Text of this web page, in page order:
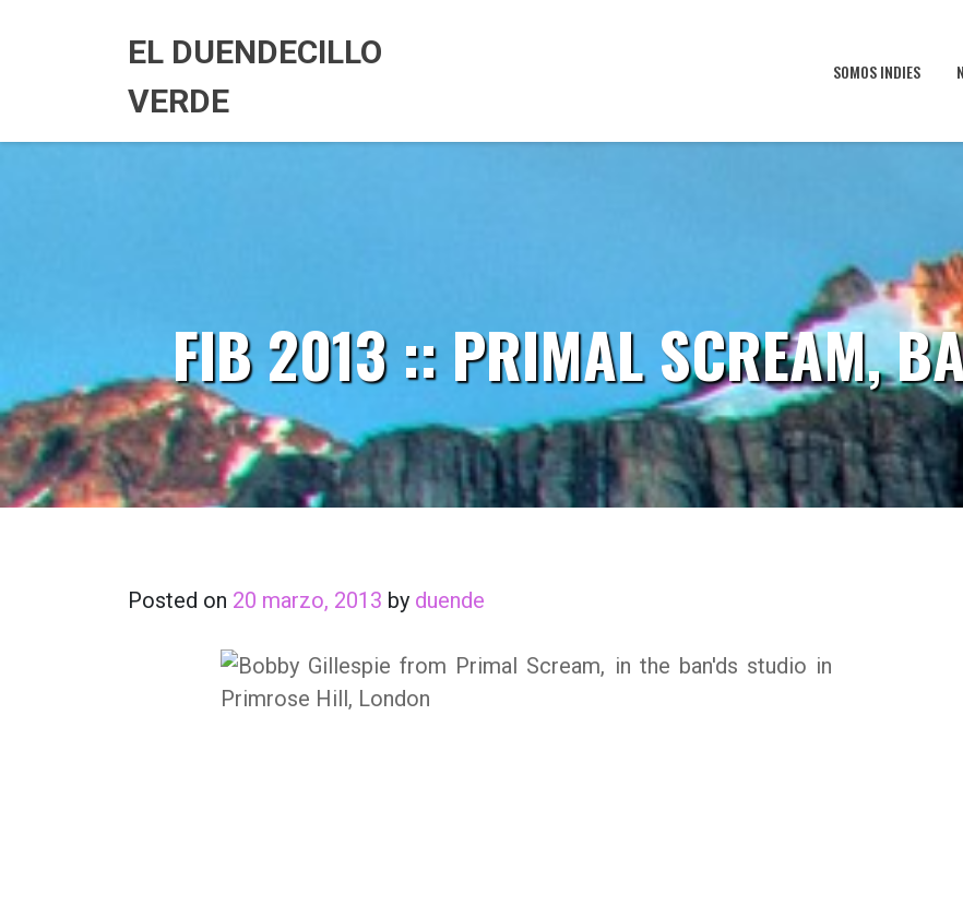
EL DUENDECILLO
VERDE
SOMOS INDIES
FIB 2013 :: PRIMAL SCREAM,
Posted on 20 marzo, 2013 by duende